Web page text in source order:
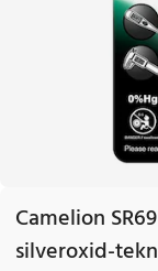
Camelion
silveroxid-